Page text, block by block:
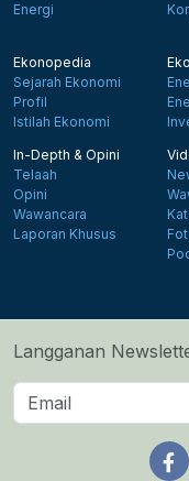
Energi
Ekonopedia
Sejarah Ekonomi
Profil
Istilah Ekonomi
In-Depth & Opini
Telaah
Opini
Wawancara
Laporan Khusus
Langganan